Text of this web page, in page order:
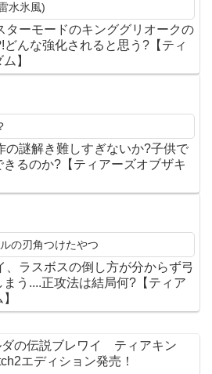
水氷風)
ターモードのキンググリオークの
んな強化されると思う?【ティ
】
の謎解き難しすぎないか?子供で
るのか?【ティアーズオブザキ
の刃角つけたやつ
、ラスボスの倒し方が分からず弓
う....正攻法は結局何?【ティア
ダの伝説ブレワイ ティアキン
エディション発売！